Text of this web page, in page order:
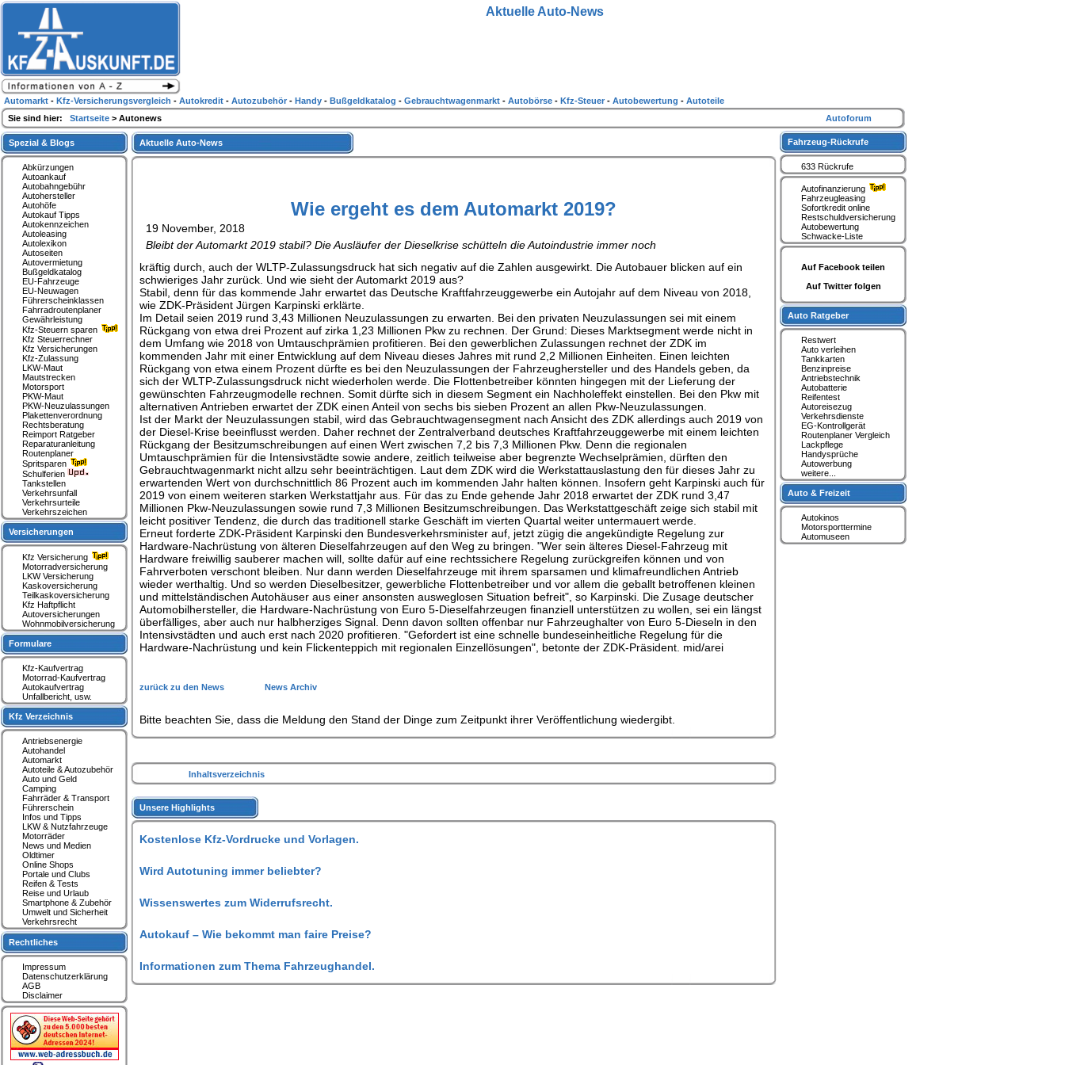
Aktuelle Auto-News
Wie ergeht es dem Automarkt 2019?
19 November, 2018
Bleibt der Automarkt 2019 stabil? Die Ausläufer der Dieselkrise schütteln die Autoindustrie immer noch
kräftig durch, auch der WLTP-Zulassungsdruck hat sich negativ auf die Zahlen ausgewirkt. Die Autobauer blicken auf ein
schwieriges Jahr zurück. Und wie sieht der Automarkt 2019 aus?
Stabil, denn für das kommende Jahr erwartet das Deutsche Kraftfahrzeuggewerbe ein Autojahr auf dem Niveau von 2018,
wie ZDK-Präsident Jürgen Karpinski erklärte.
Im Detail seien 2019 rund 3,43 Millionen Neuzulassungen zu erwarten. Bei den privaten Neuzulassungen sei mit einem
Rückgang von etwa drei Prozent auf zirka 1,23 Millionen Pkw zu rechnen. Der Grund: Dieses Marktsegment werde nicht in
dem Umfang wie 2018 von Umtauschprämien profitieren. Bei den gewerblichen Zulassungen rechnet der ZDK im
kommenden Jahr mit einer Entwicklung auf dem Niveau dieses Jahres mit rund 2,2 Millionen Einheiten. Einen leichten
Rückgang von etwa einem Prozent dürfte es bei den Neuzulassungen der Fahrzeughersteller und des Handels geben, da
sich der WLTP-Zulassungsdruck nicht wiederholen werde. Die Flottenbetreiber könnten hingegen mit der Lieferung der
gewünschten Fahrzeugmodelle rechnen. Somit dürfte sich in diesem Segment ein Nachholeffekt einstellen. Bei den Pkw mit
alternativen Antrieben erwartet der ZDK einen Anteil von sechs bis sieben Prozent an allen Pkw-Neuzulassungen.
Ist der Markt der Neuzulassungen stabil, wird das Gebrauchtwagensegment nach Ansicht des ZDK allerdings auch 2019 von
der Diesel-Krise beeinflusst werden. Daher rechnet der Zentralverband deutsches Kraftfahrzeuggewerbe mit einem leichten
Rückgang der Besitzumschreibungen auf einen Wert zwischen 7,2 bis 7,3 Millionen Pkw. Denn die regionalen
Umtauschprämien für die Intensivstädte sowie andere, zeitlich teilweise aber begrenzte Wechselprämien, dürften den
Gebrauchtwagenmarkt nicht allzu sehr beeinträchtigen. Laut dem ZDK wird die Werkstattauslastung den für dieses Jahr zu
erwartenden Wert von durchschnittlich 86 Prozent auch im kommenden Jahr halten können. Insofern geht Karpinski auch für
2019 von einem weiteren starken Werkstattjahr aus. Für das zu Ende gehende Jahr 2018 erwartet der ZDK rund 3,47
Millionen Pkw-Neuzulassungen sowie rund 7,3 Millionen Besitzumschreibungen. Das Werkstattgeschäft zeige sich stabil mit
leicht positiver Tendenz, die durch das traditionell starke Geschäft im vierten Quartal weiter untermauert werde.
Erneut forderte ZDK-Präsident Karpinski den Bundesverkehrsminister auf, jetzt zügig die angekündigte Regelung zur
Hardware-Nachrüstung von älteren Dieselfahrzeugen auf den Weg zu bringen. "Wer sein älteres Diesel-Fahrzeug mit
Hardware freiwillig sauberer machen will, sollte dafür auf eine rechtssichere Regelung zurückgreifen können und von
Fahrverboten verschont bleiben. Nur dann werden Dieselfahrzeuge mit ihrem sparsamen und klimafreundlichen Antrieb
wieder werthaltig. Und so werden Dieselbesitzer, gewerbliche Flottenbetreiber und vor allem die geballt betroffenen kleinen
und mittelständischen Autohäuser aus einer ansonsten ausweglosen Situation befreit", so Karpinski. Die Zusage deutscher
Automobilhersteller, die Hardware-Nachrüstung von Euro 5-Dieselfahrzeugen finanziell unterstützen zu wollen, sei ein längst
überfälliges, aber auch nur halbherziges Signal. Denn davon sollten offenbar nur Fahrzeughalter von Euro 5-Dieseln in den
Intensivstädten und auch erst nach 2020 profitieren. "Gefordert ist eine schnelle bundeseinheitliche Regelung für die
Hardware-Nachrüstung und kein Flickenteppich mit regionalen Einzellösungen", betonte der ZDK-Präsident. mid/arei
zurück zu den News News Archiv
Bitte beachten Sie, dass die Meldung den Stand der Dinge zum Zeitpunkt ihrer Veröffentlichung wiedergibt.
Inhaltsverzeichnis
Unsere Highlights
Kostenlose Kfz-Vordrucke und Vorlagen.
Wird Autotuning immer beliebter?
Wissenswertes zum Widerrufsrecht.
Autokauf – Wie bekommt man faire Preise?
Informationen zum Thema Fahrzeughandel.
Spezial & Blogs
Abkürzungen
Autoankauf
Autobahngebühr
Autohersteller
Autohöfe
Autokauf Tipps
Autokennzeichen
Autoleasing
Autolexikon
Autoseiten
Autovermietung
Bußgeldkatalog
EU-Fahrzeuge
EU-Neuwagen
Führerscheinklassen
Fahrradroutenplaner
Gewährleistung
Kfz-Steuern sparen
Kfz Steuerrechner
Kfz Versicherungen
Kfz-Zulassung
LKW-Maut
Mautstrecken
Motorsport
PKW-Maut
PKW-Neuzulassungen
Plakettenverordnung
Rechtsberatung
Reimport Ratgeber
Reparaturanleitung
Routenplaner
Spritsparen
Schulferien
Tankstellen
Verkehrsunfall
Verkehrsurteile
Verkehrszeichen
Versicherungen
Kfz Versicherung
Motorradversicherung
LKW Versicherung
Kaskoversicherung
Teilkaskoversicherung
Kfz Haftpflicht
Autoversicherungen
Wohnmobilversicherung
Formulare
Kfz-Kaufvertrag
Motorrad-Kaufvertrag
Autokaufvertrag
Unfallbericht, usw.
Kfz Verzeichnis
Antriebsenergie
Autohandel
Automarkt
Autoteile & Autozubehör
Auto und Geld
Camping
Fahrräder & Transport
Führerschein
Infos und Tipps
LKW & Nutzfahrzeuge
Motorräder
News und Medien
Oldtimer
Online Shops
Portale und Clubs
Reifen & Tests
Reise und Urlaub
Smartphone & Zubehör
Umwelt und Sicherheit
Verkehrsrecht
Rechtliches
Impressum
Datenschutzerklärung
AGB
Disclaimer
Fahrzeug-Rückrufe
633 Rückrufe
Autofinanzierung
Fahrzeugleasing
Sofortkredit online
Restschuldversicherung
Autobewertung
Schwacke-Liste
Auf Facebook teilen
Auf Twitter folgen
Auto Ratgeber
Restwert
Auto verleihen
Tankkarten
Benzinpreise
Antriebstechnik
Autobatterie
Reifentest
Autoreisezug
Verkehrsdienste
EG-Kontrollgerät
Routenplaner Vergleich
Lackpflege
Handysprüche
Autowerbung
weitere...
Auto & Freizeit
Autokinos
Motorsporttermine
Automuseen
Aktuelle Auto-News
Automarkt - Kfz-Versicherungsvergleich - Autokredit - Autozubehör - Handy - Bußgeldkatalog - Gebrauchtwagenmarkt - Autobörse - Kfz-Steuer - Autobewertung - Autoteile
Sie sind hier: Startseite > Autonews Autoforum